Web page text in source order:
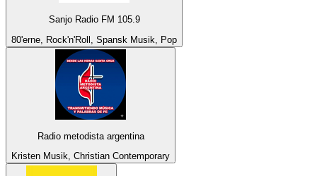
Sanjo Radio FM 105.9
80'erne, Rock'n'Roll, Spansk Musik, Pop
Radio metodista argentina
Kristen Musik, Christian Contemporary